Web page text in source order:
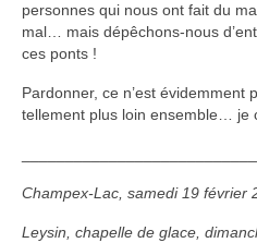
personnes qui nous ont fait du
mal… mais dépêchons-nous
ces ponts !
Pardonner, ce n’est évidemment
tellement plus loin ensemble… je
Champex-Lac, samedi 19 février
Leysin, chapelle de glace,